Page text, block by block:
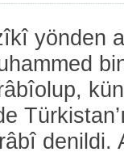
yönden
denildi.